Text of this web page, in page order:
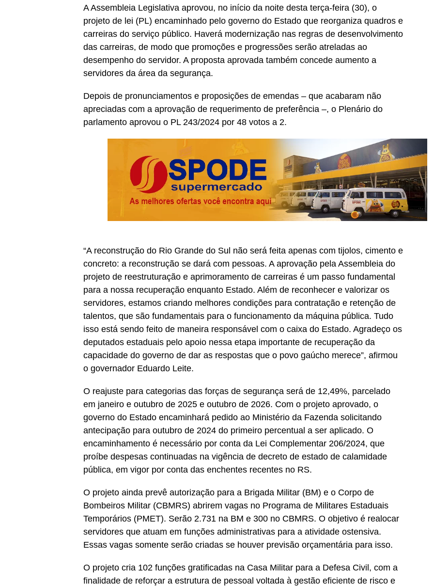
A Assembleia Legislativa aprovou, no início da noite desta terça-feira (30), o
projeto de lei (PL) encaminhado pelo governo do Estado que reorganiza quadros e
carreiras do serviço público. Haverá modernização nas regras de desenvolvimento
das carreiras, de modo que promoções e progressões serão atreladas ao
desempenho do servidor. A proposta aprovada também concede aumento a
servidores da área da segurança.
Depois de pronunciamentos e proposições de emendas – que acabaram não
apreciadas com a aprovação de requerimento de preferência –, o Plenário do
parlamento aprovou o PL 243/2024 por 48 votos a 2.
“A reconstrução do Rio Grande do Sul não será feita apenas com tijolos, cimento e
concreto: a reconstrução se dará com pessoas. A aprovação pela Assembleia do
projeto de reestruturação e aprimoramento de carreiras é um passo fundamental
para a nossa recuperação enquanto Estado. Além de reconhecer e valorizar os
servidores, estamos criando melhores condições para contratação e retenção de
talentos, que são fundamentais para o funcionamento da máquina pública. Tudo
isso está sendo feito de maneira responsável com o caixa do Estado. Agradeço os
deputados estaduais pelo apoio nessa etapa importante de recuperação da
capacidade do governo de dar as respostas que o povo gaúcho merece”, afirmou
o governador Eduardo Leite.
O reajuste para categorias das forças de segurança será de 12,49%, parcelado
em janeiro e outubro de 2025 e outubro de 2026. Com o projeto aprovado, o
governo do Estado encaminhará pedido ao Ministério da Fazenda solicitando
antecipação para outubro de 2024 do primeiro percentual a ser aplicado. O
encaminhamento é necessário por conta da Lei Complementar 206/2024, que
proíbe despesas continuadas na vigência de decreto de estado de calamidade
pública, em vigor por conta das enchentes recentes no RS.
O projeto ainda prevê autorização para a Brigada Militar (BM) e o Corpo de
Bombeiros Militar (CBMRS) abrirem vagas no Programa de Militares Estaduais
Temporários (PMET). Serão 2.731 na BM e 300 no CBMRS. O objetivo é realocar
servidores que atuam em funções administrativas para a atividade ostensiva.
Essas vagas somente serão criadas se houver previsão orçamentária para isso.
O projeto cria 102 funções gratificadas na Casa Militar para a Defesa Civil, com a
finalidade de reforçar a estrutura de pessoal voltada à gestão eficiente de risco e